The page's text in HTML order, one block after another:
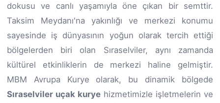
dokusu ve canlı yaşamıyla öne çıkan bir semttir.
Taksim Meydanı'na yakınlığı ve merkezi konumu
sayesinde iş dünyasının yoğun olarak tercih ettiği
bölgelerden biri olan Sıraselviler, aynı zamanda
kültürel etkinliklerin de merkezi haline gelmiştir.
MBM Avrupa Kurye olarak, bu dinamik bölgede
Sıraselviler uçak kurye hizmetimizle işletmelerin ve